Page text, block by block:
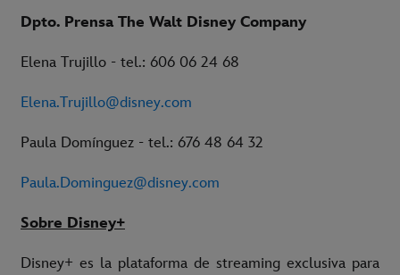
Dpto. Prensa The Walt Disney Company
Elena Trujillo - tel.: 606 06 24 68
Elena.Trujillo@disney.com
Paula Domínguez - tel.: 676 48 64 32
Paula.Dominguez@disney.com
Sobre Disney+
Disney+ es la plataforma de streaming exclusiva para